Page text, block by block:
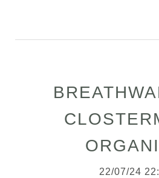
22/07/24